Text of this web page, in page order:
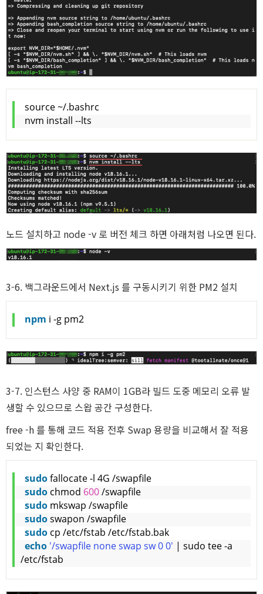
source ~/.bashrc
nvm install --lts
노드 설치하고 node -v 로 버전 체크 하면 아래처럼 나오면 된다.
3-6. 백그라운드에서 Next.js 를 구동시키기 위한 PM2 설치
npm i -g pm2
3-7. 인스턴스 사양 중 RAM이 1GB라 빌드 도중 메모리 오류 발
생할 수 있으므로 스왑 공간 구성한다.
free -h 를 통해 코드 적용 전후 Swap 용량을 비교해서 잘 적용
되었는 지 확인한다.
sudo fallocate -l 4G /swapfile
sudo chmod 600 /swapfile
sudo mkswap /swapfile
sudo swapon /swapfile
sudo cp /etc/fstab /etc/fstab.bak
echo '/swapfile none swap sw 0 0' | sudo tee -a
/etc/fstab